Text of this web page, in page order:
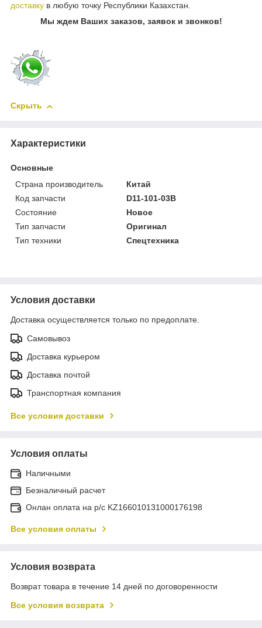
доставку в любую точку Республики Казахстан.
Мы ждем Ваших заказов, заявок и звонков!
Скрыть
Характеристики
Основные
Страна производитель
Китай
Код запчасти
D11-101-03B
Состояние
Новое
Тип запчасти
Оригинал
Тип техники
Спецтехника
Условия доставки
Доставка осуществляется только по предоплате.
Самовывоз
Доставка курьером
Доставка почтой
Транспортная компания
Все условия доставки
Условия оплаты
Наличными
Безналичный расчет
Онлан оплата на р/с KZ166010131000176198
Все условия оплаты
Условия возврата
Возврат товара в течение 14 дней по договоренности
Все условия возврата